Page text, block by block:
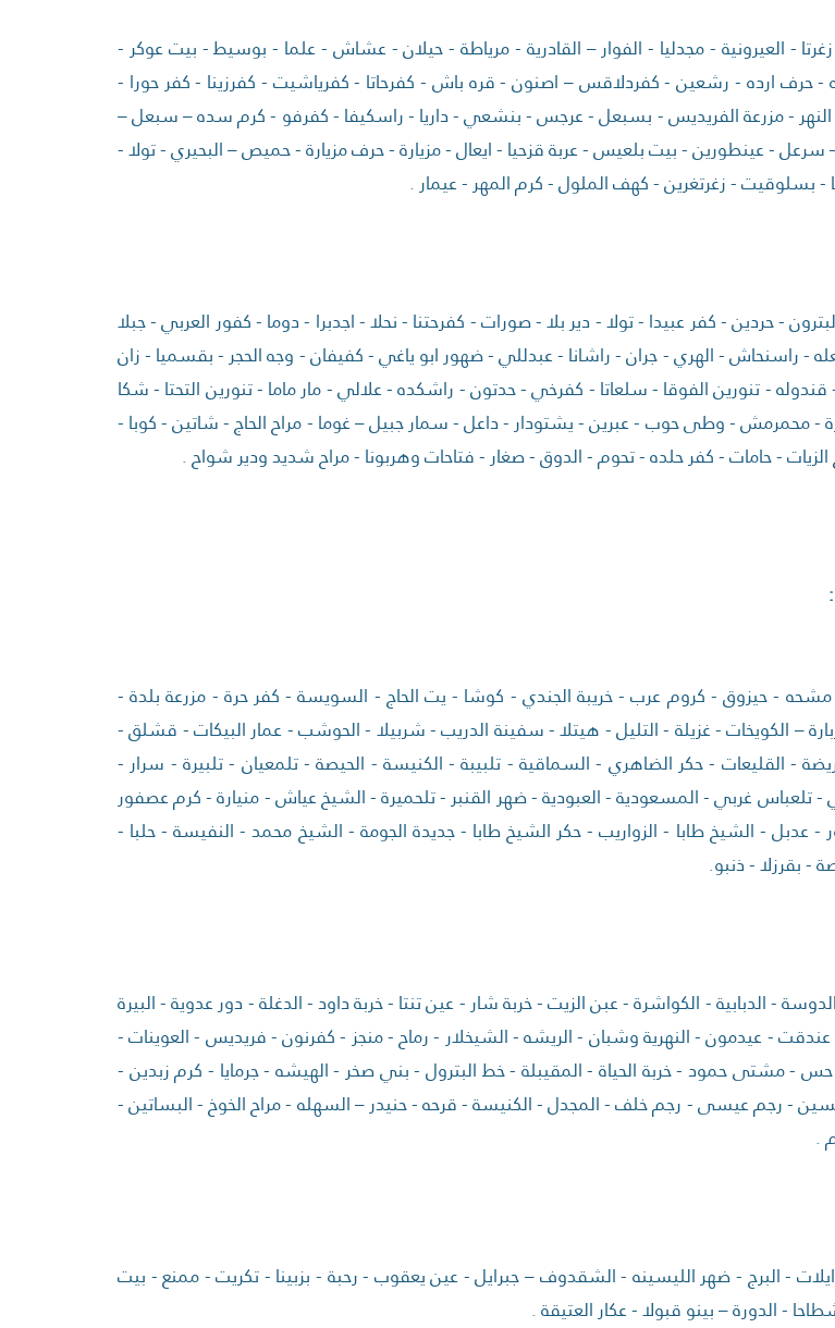
: زغرتا - العيرونية - مجدليا - الفوار – القادرية - مرياطة - حيلان - عشاش - علما - بوسيط - بيت عوكر -
- حرف ارده - رشعين - كفردلاقس – اصنون - قره باش - كفرحاتا - كفرياشيت - كفرزينا - كفر حورا -
النهر - مزرعة الفريديس - بسبعل - عرجس - بنشعي - داريا - راسكيفا - كفرفو - كرم سده – سبعل –
- عينطورين - بيت بلعيس - عربة قزحيا - ايعال - مزيارة - حرف مزيارة - حميص – البحيري - تولا -
- بسلوقيت - زغرتغرين - كهف الملول - كرم المهر - عيمار .
- حردين - كفر عبيدا - تولا - دير بلا - صورات - كفرحتنا - نحلا - اجدبرا - دوما - كفور العربي - جبلا
- راسنحاش - الهري - جران - راشانا - عبدللي - ضهور ابو ياغي - كفيفان - وجه الحجر - بقسميا - زان
- تنورين الفوقا - سلعاتا - كفرخي - حدتون - راشكده - علالي - مار ماما - تنورين التحتا - شكا
- محمرمش - وطى حوب - عبرين - يشتودار - داعل - سمار جبيل – غوما - مراح الحاج - شاتين - كوبا -
- حامات - كفر حلده - تحوم - الدوق - صغار - فتاحات وهربونا - مراح شديد ودير شواح .
: مشحه - حيزوق - كروم عرب - خريبة الجندي - كوشا - يت الحاج - السويسة - كفر حرة - مزرعة بلدة -
– الكويخات - غزيلة - التليل - هيتلا - سفينة الدريب - شربيلا - الحوشب - عمار البيكات - قشلق -
- القليعات - حكر الضاهري - السماقية - تلبيبة - الكنيسة - الحيصة - تلمعيان - تلبيرة - سرار -
غربي - المسعودية - العبودية - ضهر القنبر - تلحميرة - الشيخ عياش - منيارة - كرم عصفور
عدبل - الشيخ طابا - الزواريب - حكر الشيخ طابا - جديدة الجومة - الشيخ محمد - النفيسة - حلبا -
- بقرزلا - ذنبو.
- الدبابية - الكواشرة - عبن الزيت - خربة شار - عين تنتا - خربة داود - الدغلة - دور عدوية - البيرة
عندقت - عيدمون - النهرية وشبان - الريشه - الشيخلار - رماح - منجز - كفرنون - فريديس - العوينات -
مشتى حمود - خربة الحياة - المقيبلة - خط البترول - بني صخر - الهيشه - جرمايا - كرم زبدين -
حسين - رجم عيسى - رجم خلف - المجدل - الكنيسة - قرحه - حنيدر – السهله - مراح الخوخ - البساتين -
.
: ايلات - البرج - ضهر الليسينه - الشقدوف – جبرايل - عين يعقوب - رحبة - بزبينا - تكريت - ممنع - بيت
- الدورة – بينو قبولا - عكار العتيقة .